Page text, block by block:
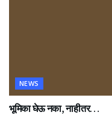
NEWS
भूमिका घेऊ नका, नाहीतर…